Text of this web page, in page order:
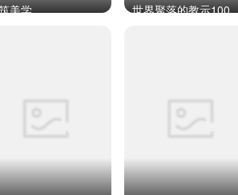
美学 世界聚落的教示100